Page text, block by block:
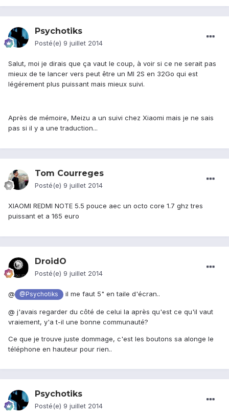
Psychotiks
Posté(e) 9 juillet 2014
Salut, moi je dirais que ça vaut le coup, à voir si ce ne serait pas
mieux de te lancer vers peut être un MI 2S en 32Go qui est
légérement plus puissant mais mieux suivi.
Après de mémoire, Meizu a un suivi chez Xiaomi mais je ne sais
pas si il y a une traduction...
Tom Courreges
Posté(e) 9 juillet 2014
XIAOMI REDMI NOTE 5.5 pouce aec un octo core 1.7 ghz tres
puissant et a 165 euro
DroidO
Posté(e) 9 juillet 2014
@ @Psychotiks il me faut 5" en taile d'écran..
@ j'avais regarder du côté de celui la après qu'est ce qu'il vaut
vraiement, y'a t-il une bonne communauté?
Ce que je trouve juste dommage, c'est les boutons sa alonge le
téléphone en hauteur pour rien..
Psychotiks
Posté(e) 9 juillet 2014